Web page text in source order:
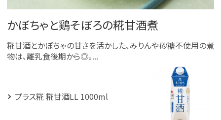
かぼちゃと鶏そぼろの糀甘酒煮
糀甘酒とかぼちゃの甘さを活かした、みりんや砂糖不使用の煮
物は、離乳食後期から◎。...
プラス糀 糀甘酒LL 1000ml